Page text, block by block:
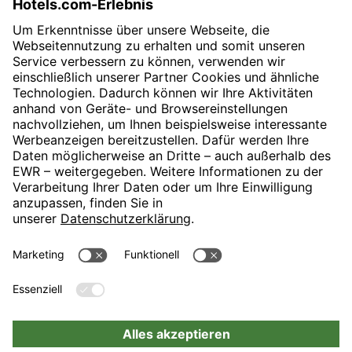
SVP Communications & PR
E-Mail:presse@revo-h.com